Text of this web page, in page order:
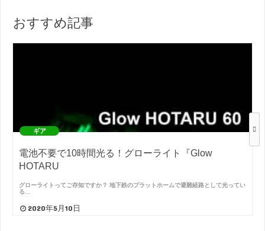
おすすめ記事
ギア
電池不要で10時間光る！グローライト『Glow
HOTARU
グローライトってご存知ですか？ 地下鉄のプラットホームで避難経路として光ってい
る…
2020年5月10日